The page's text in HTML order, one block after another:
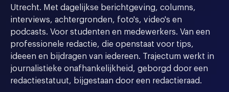
Utrecht. Met dagelijkse berichtgeving, columns,
interviews, achtergronden, foto's, video's en
podcasts. Voor studenten en medewerkers. Van een
professionele redactie, die openstaat voor tips,
ideeen en bijdragen van iedereen. Trajectum werkt in
journalistieke onafhankelijkheid, geborgd door een
redactiestatuut, bijgestaan door een redactieraad.